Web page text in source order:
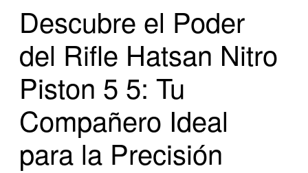
Descubre el Poder
del Rifle Hatsan Nitro
Piston 5 5: Tu
Compañero Ideal
para la Precisión